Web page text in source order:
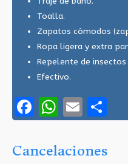
Toalla.
Zapatos cómodos
Ropa ligera y extra
Repelente de
Efectivo.
Facebook
Email
Cancelaciones